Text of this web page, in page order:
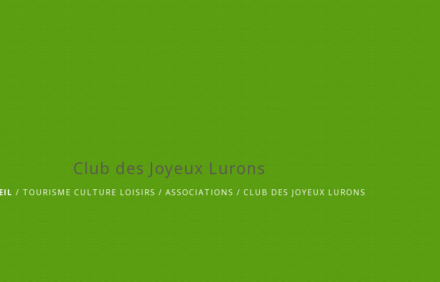
Club des Joyeux Lurons
/ TOURISME CULTURE LOISIRS / ASSOCIATIONS / CLUB DES JOYEUX LURONS